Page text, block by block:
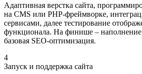
Адаптивная верстка сайта,
на CMS или PHP-фреймворке,
сервисами, далее тестирование
функционала. На финише – наполнение
базовая SEO-оптимизация.
4
Запуск и поддержка сайта